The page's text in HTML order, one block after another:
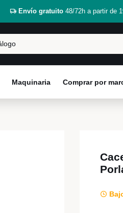
Envío gratuito48/72h a partir de
Maquinaria Comprar por